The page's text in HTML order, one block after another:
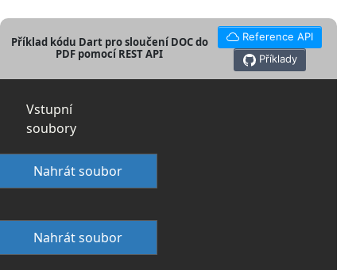
Příklad kódu Dart pro sloučení DOC do
PDF pomocí REST API
Reference API
Příklady
Vstupní
soubory
Nahrát soubor
Nahrát soubor